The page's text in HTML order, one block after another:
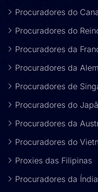
Procuradores do
Procuradores do
Procuradores da
Procuradores da
Procuradores de
Procuradores do
Procuradores da
Procuradores do
Proxies das Filipinas
Procuradores da Índia